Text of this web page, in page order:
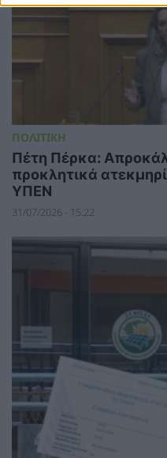
ΠΟΛΙΤΙΚΗ
Πέτη Πέρκα:
προκλητικά
ΥΠΕΝ
31/07/2026 - 15:22